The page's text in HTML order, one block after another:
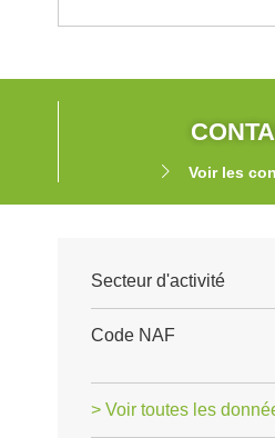
Voir les
Secteur d'activité
Code NAF
> Voir toutes les